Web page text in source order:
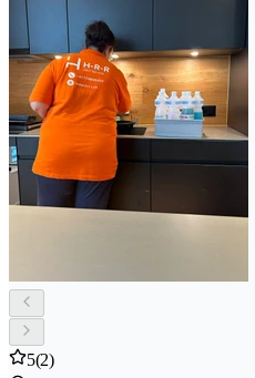
5(2)